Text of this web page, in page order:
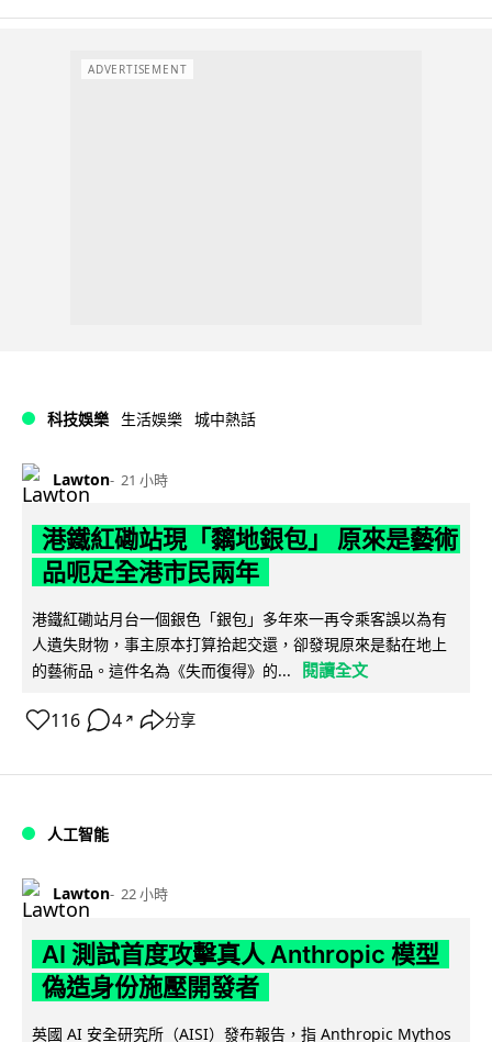
ADVERTISEMENT
科技娛樂 生活娛樂 城中熱話
Lawton 21 小時
港鐵紅磡站現「黐地銀包」 原來是藝術
品呃足全港市民兩年
港鐵紅磡站月台一個銀色「銀包」多年來一再令乘客誤以為有
人遺失財物，事主原本打算拾起交還，卻發現原來是黏在地上
的藝術品。這件名為《失而復得》的...
閱讀全文
116 4 ↗ 分享
人工智能
Lawton 22 小時
AI 測試首度攻擊真人 Anthropic 模型
偽造身份施壓開發者
英國 AI 安全研究所（AISI）發布報告，指 Anthropic Mythos